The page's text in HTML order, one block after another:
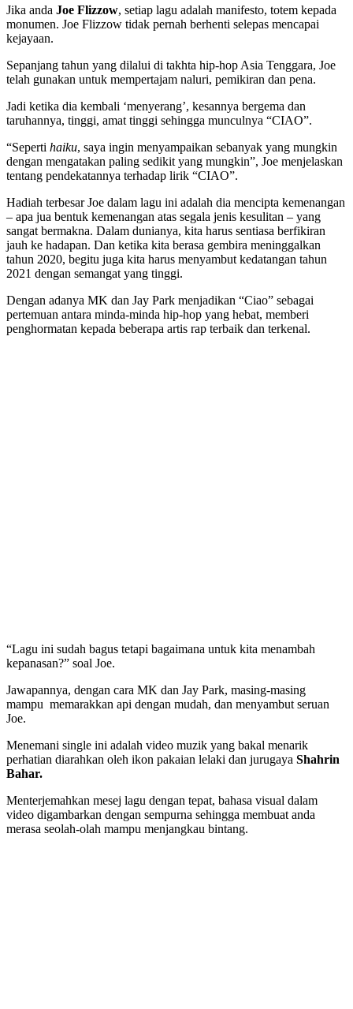
Jika anda Joe Flizzow, setiap lagu adalah manifesto, totem kepada
monumen. Joe Flizzow tidak pernah berhenti selepas mencapai
kejayaan.
Sepanjang tahun yang dilalui di takhta hip-hop Asia Tenggara, Joe
telah gunakan untuk mempertajam naluri, pemikiran dan pena.
Jadi ketika dia kembali ‘menyerang’, kesannya bergema dan
taruhannya, tinggi, amat tinggi sehingga munculnya “CIAO”.
“Seperti haiku, saya ingin menyampaikan sebanyak yang mungkin
dengan mengatakan paling sedikit yang mungkin”, Joe menjelaskan
tentang pendekatannya terhadap lirik “CIAO”.
Hadiah terbesar Joe dalam lagu ini adalah dia mencipta kemenangan
– apa jua bentuk kemenangan atas segala jenis kesulitan – yang
sangat bermakna. Dalam dunianya, kita harus sentiasa berfikiran
jauh ke hadapan. Dan ketika kita berasa gembira meninggalkan
tahun 2020, begitu juga kita harus menyambut kedatangan tahun
2021 dengan semangat yang tinggi.
Dengan adanya MK dan Jay Park menjadikan “Ciao” sebagai
pertemuan antara minda-minda hip-hop yang hebat, memberi
penghormatan kepada beberapa artis rap terbaik dan terkenal.
“Lagu ini sudah bagus tetapi bagaimana untuk kita menambah
kepanasan?” soal Joe.
Jawapannya, dengan cara MK dan Jay Park, masing-masing
mampu memarakkan api dengan mudah, dan menyambut seruan
Joe.
Menemani single ini adalah video muzik yang bakal menarik
perhatian diarahkan oleh ikon pakaian lelaki dan jurugaya Shahrin
Bahar.
Menterjemahkan mesej lagu dengan tepat, bahasa visual dalam
video digambarkan dengan sempurna sehingga membuat anda
merasa seolah-olah mampu menjangkau bintang.